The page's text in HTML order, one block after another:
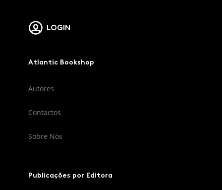
LOGIN
Atlantic Bookshop
Autores
Contactos
Sobre Nós
Publicações por Editora